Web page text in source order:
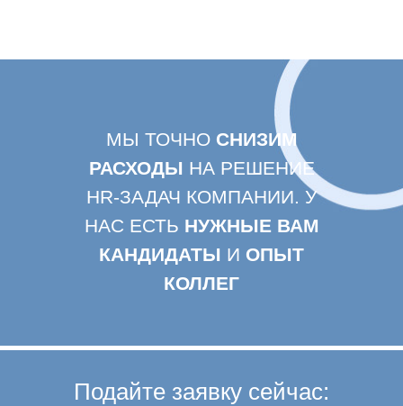
Подайте заявку сейчас:
МЫ ТОЧНО СНИЗИМ
РАСХОДЫ НА РЕШЕНИЕ
HR-ЗАДАЧ КОМПАНИИ. У
НАС ЕСТЬ НУЖНЫЕ ВАМ
КАНДИДАТЫ И ОПЫТ
КОЛЛЕГ